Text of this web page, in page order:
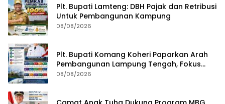
Plt. Bupati Lamteng: DBH Pajak dan Retribusi
Untuk Pembangunan Kampung
08/08/2026
Plt. Bupati Komang Koheri Paparkan Arah
Pembangunan Lampung Tengah, Fokus
pada SDM, Ekonomi, Infrastruktur dan
08/08/2026